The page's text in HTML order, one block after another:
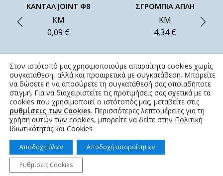
ΚΑΝΤΑΛ JOINT Φ8
ΚΜ
0,09 €
ΣΓΡΟΜΠΙΑ ΑΠΛΗ
ΚΜ
4,34€
© 2022 topotistiraki.gr | Powered by idcs
Στον ιστότοπό μας χρησιμοποιούμε απαραίτητα cookies χωρίς
συγκατάθεση, αλλά και προαιρετικά με συγκατάθεση. Μπορείτε
να δώσετε ή να αποσύρετε τη συγκατάθεσή σας οποιαδήποτε
στιγμή. Για να διαχειριστείτε τις προτιμήσεις σας σχετικά με τα
cookies που χρησιμοποιεί ο ιστότοπός μας, μεταβείτε στις
ρυθμίσεις των Cookies. Περισσότερες λεπτομέρειες για τη
χρήση αυτών των cookies, μπορείτε να δείτε στην Πολιτική
Ιδιωτικότητας και Cookies
Αποδοχή όλων Αποδοχή απαραίτητων
Ρυθμίσεις Cookies